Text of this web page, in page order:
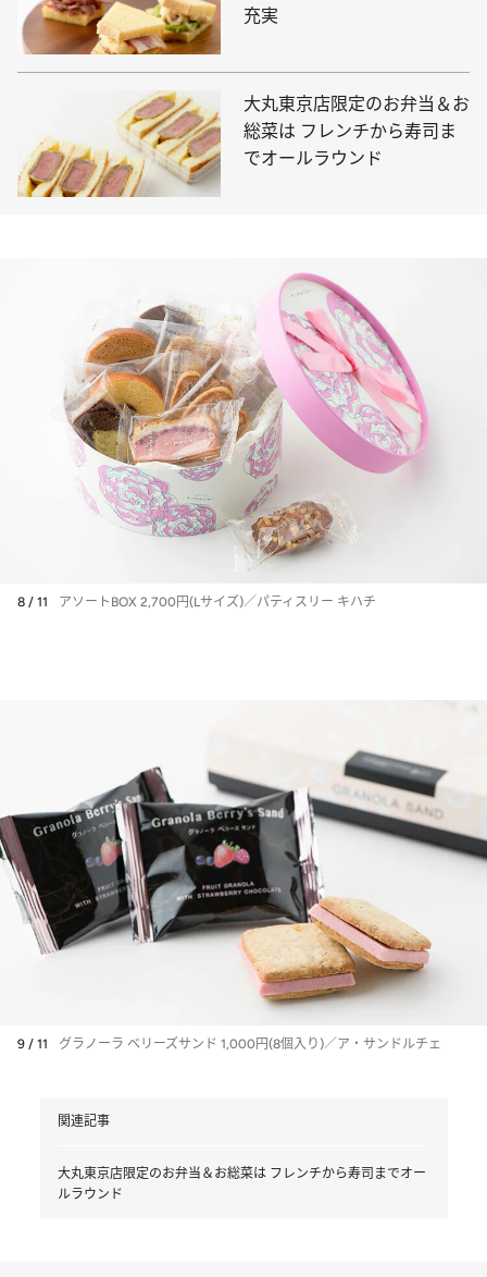
充実
大丸東京店限定のお弁当＆お
総菜は フレンチから寿司ま
でオールラウンド
8 / 11 アソートBOX 2,700円(Lサイズ)／パティスリー キハチ
9 / 11 グラノーラ ベリーズサンド 1,000円(8個入り)／ア・サンドルチェ
関連記事
大丸東京店限定のお弁当＆お総菜は フレンチから寿司までオー
ルラウンド